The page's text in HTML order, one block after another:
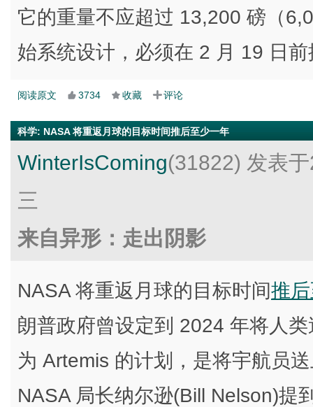
它的重量不应超过 13,200 磅（
始系统设计，必须在 2 月 19 日
阅读原文 3734 收藏 评论
科学: NASA 将重返月球的目标时间推后至少一年
WinterIsComing(31822) 发表
三
来自异形：走出阴影
NASA 将重返月球的目标时间推
朗普政府曾设定到 2024 年将人
为 Artemis 的计划，是将宇航员
NASA 局长纳尔逊(Bill Nelson)提